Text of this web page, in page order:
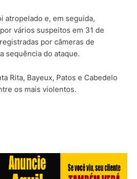
atropelado e, em seguida,
vários suspeitos em 31 de
por câmeras de
sequência do ataque.
Rita, Bayeux, Patos e Cabedelo
os mais violentos.